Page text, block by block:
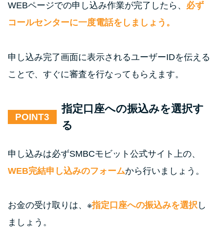
WEBページでの申し込み作業が完了したら、 必ず
コールセンターに一度電話をしましょう。
申し込み完了画面に表示されるユーザーIDを伝える
ことで、すぐに審査を行なってもらえます。
POINT
指定口座への振込みを選択す
る
申し込みは必ずSMBCモビット公式サイト上の、
WEB完結申し込みのフォームから行いましょう。
お金の受け取りは、※指定口座への振込みを選択 し
ましょう。